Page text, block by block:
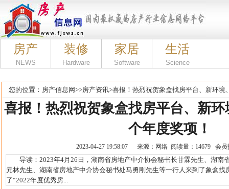
房产
NEWS
装修
Hardware
家居
Software
生活
Science
您的位置： 房产信息网>>房产资讯>喜报！热烈祝贺象盒找房平台、新环境
喜报！热烈祝贺象盒找房平台、新
个年度奖项！
2023-04-27 19:58:07 来源：网络 阅读量：14679 会员
导读：2023年4月26日，湖南省房地产中介协会秘书长甘霖先生、湖南
元林先生、湖南省房地产中介协会秘书处马勇刚先生等一行人来到了象盒找
了“2022年度优秀房...